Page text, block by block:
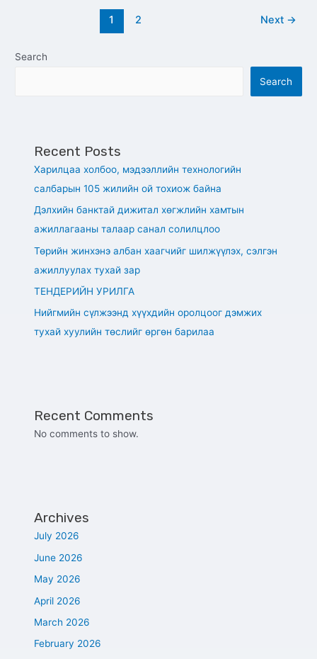
1 2 Next →
Search
Search
Recent Posts
Харилцаа холбоо, мэдээллийн технологийн
салбарын 105 жилийн ой тохиож байна
Дэлхийн банктай дижитал хөгжлийн хамтын
ажиллагааны талаар санал солилцлоо
Төрийн жинхэнэ албан хаагчийг шилжүүлэх, сэлгэн
ажиллуулах тухай зар
ТЕНДЕРИЙН УРИЛГА
Нийгмийн сүлжээнд хүүхдийн оролцоог дэмжих
тухай хуулийн төслийг өргөн барилаа
Recent Comments
No comments to show.
Archives
July 2026
June 2026
May 2026
April 2026
March 2026
February 2026